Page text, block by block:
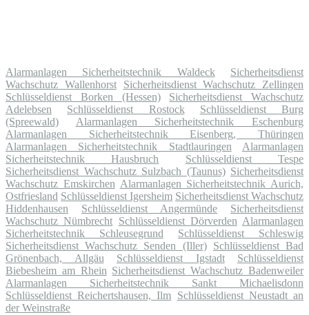
Alarmanlagen Sicherheitstechnik Waldeck
Sicherheitsdienst
Wachschutz Wallenhorst
Sicherheitsdienst Wachschutz Zellingen
Schlüsseldienst Borken (Hessen)
Sicherheitsdienst Wachschutz
Adelebsen
Schlüsseldienst Rostock
Schlüsseldienst Burg
(Spreewald)
Alarmanlagen Sicherheitstechnik Eschenburg
Alarmanlagen Sicherheitstechnik Eisenberg, Thüringen
Alarmanlagen Sicherheitstechnik Stadtlauringen
Alarmanlagen
Sicherheitstechnik Hausbruch
Schlüsseldienst Tespe
Sicherheitsdienst Wachschutz Sulzbach (Taunus) Sicherheitsdienst
Wachschutz Emskirchen Alarmanlagen Sicherheitstechnik Aurich,
Ostfriesland Schlüsseldienst Igersheim Sicherheitsdienst Wachschutz
Hiddenhausen
Schlüsseldienst Angermünde
Sicherheitsdienst
Wachschutz Nümbrecht Schlüsseldienst Dörverden Alarmanlagen
Sicherheitstechnik Schleusegrund
Schlüsseldienst Schleswig
Sicherheitsdienst Wachschutz Senden (Iller)
Schlüsseldienst Bad
Grönenbach, Allgäu
Schlüsseldienst Igstadt
Schlüsseldienst
Biebesheim am Rhein Sicherheitsdienst Wachschutz Badenweiler
Alarmanlagen Sicherheitstechnik Sankt Michaelisdonn
Schlüsseldienst Reichertshausen, Ilm Schlüsseldienst Neustadt an
der Weinstraße